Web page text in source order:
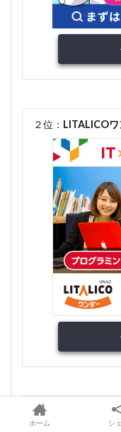
２位： LITALICOワ
３位： ヒューマン
ホーム シ